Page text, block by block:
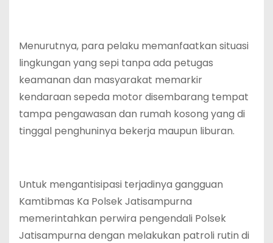
Menurutnya, para pelaku memanfaatkan situasi
lingkungan yang sepi tanpa ada petugas
keamanan dan masyarakat memarkir
kendaraan sepeda motor disembarang tempat
tampa pengawasan dan rumah kosong yang di
tinggal penghuninya bekerja maupun liburan.
Untuk mengantisipasi terjadinya gangguan
Kamtibmas Ka Polsek Jatisampurna
memerintahkan perwira pengendali Polsek
Jatisampurna dengan melakukan patroli rutin di